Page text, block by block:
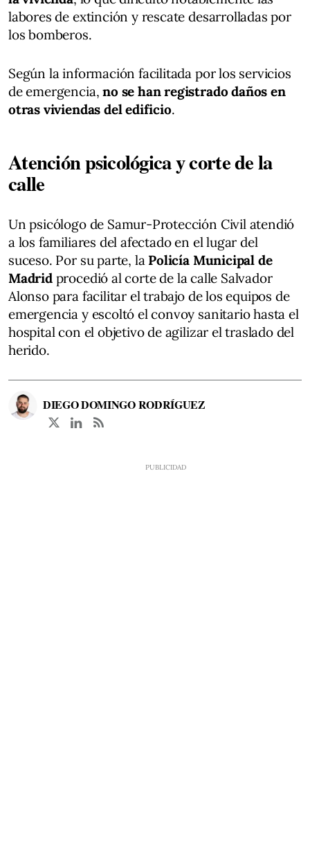
labores de extinción y rescate desarrolladas por
los bomberos.
Según la información facilitada por los servicios
de emergencia,no se han registrado daños en
otras viviendas del edificio.
Atención psicológica y corte de la
calle
Un psicólogo de Samur-Protección Civil atendió
a los familiares del afectado en el lugar del
suceso. Por su parte, la Policía Municipal de
Madridprocedió al corte de la calle Salvador
Alonso para facilitar el trabajo de los equipos de
emergencia y escoltó el convoy sanitario hasta el
hospital con el objetivo de agilizar el traslado del
herido.
DIEGO DOMINGO RODRÍGUEZ